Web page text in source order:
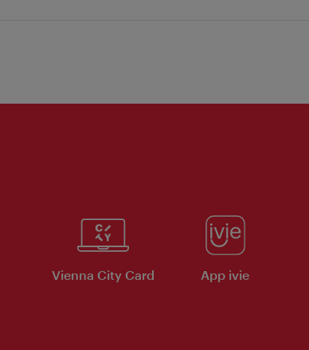
Vienna City Card App ivie